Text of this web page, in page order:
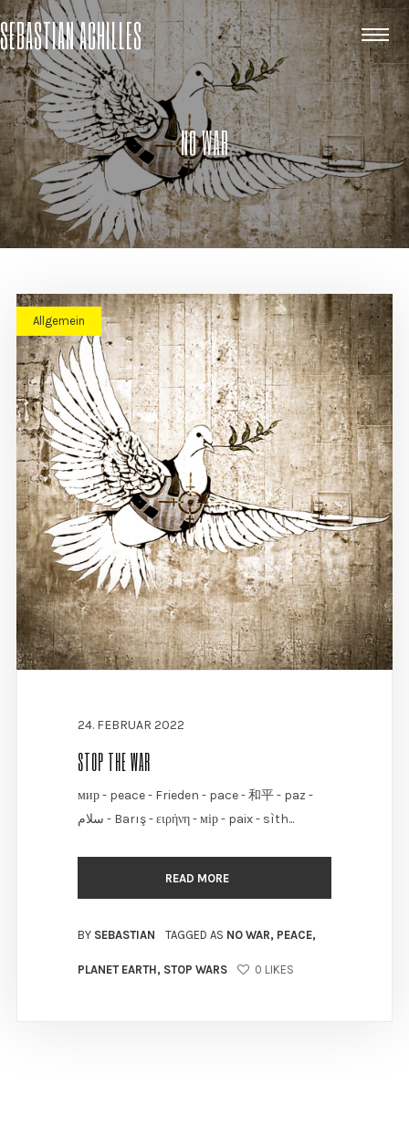
SEBASTIAN ACHILLES
NO WAR
Allgemein
24. FEBRUAR 2022
STOP THE WAR
мир - peace - Frieden - pace - 和平 - paz -
سلام - Barış - ειρήνη - мір - paix - sìth...
READ MORE
BY SEBASTIAN TAGGED AS NO WAR, PEACE,
PLANET EARTH, STOP WARS 0 LIKES